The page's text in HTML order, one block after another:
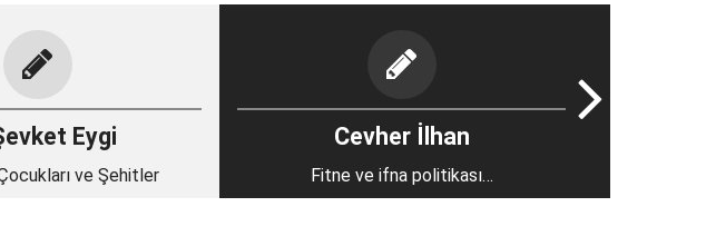
Eygi
ve Şehitler
Cevher İlhan
Fitne ve ifna politikası…